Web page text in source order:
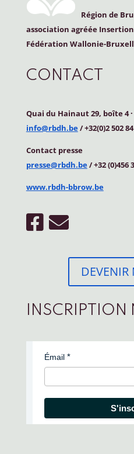
Région de
association agréée
Fédération Wallonie-
CONTACT
Quai du Hainaut 29, boîte 4·
info@rbdh.be/ +32(0)2 502
Contact presse
presse@rbdh.be/ +32 (0)456
www.rbdh-bbrow.be
DEVENIR
INSCRIPTION
Émail